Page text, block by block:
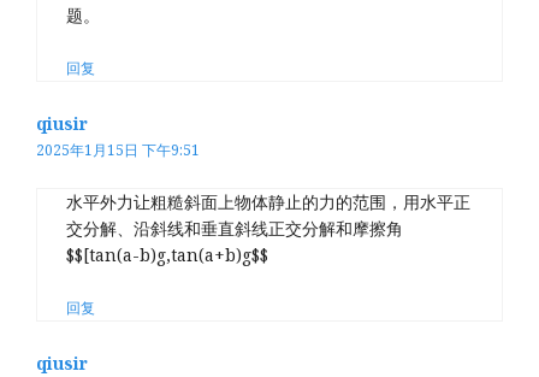
题。
回复
qiusir
2025年1月15日 下午9:51
水平外力让粗糙斜面上物体静止的力的范围，用水平正
交分解、沿斜线和垂直斜线正交分解和摩擦角
$$[tan(a-b)g,tan(a+b)g$$
回复
qiusir